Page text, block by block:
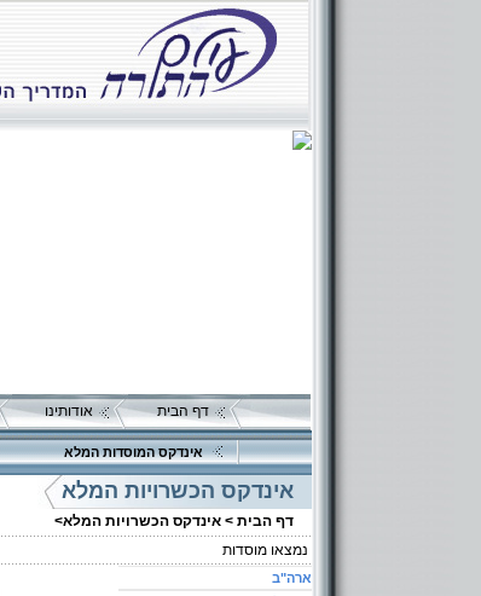
דף הבית אודותינו
אינדקס המוסדות המלא
אינדקס הכשרויות המלא
דף הבית > אינדקס הכשרויות המלא>
נמצאו מוסדות
ארה"ב